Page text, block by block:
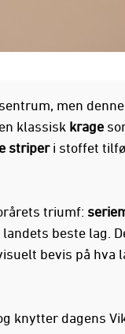
men
klassisk krage
striperi stoffet
triumf:
beste lag.
bevis på hva
knytter dagens